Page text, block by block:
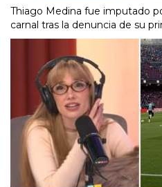
Thiago Medina fue imputado
carnal tras la denuncia de su